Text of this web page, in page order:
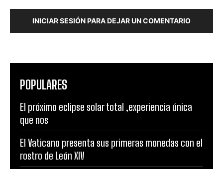
INICIAR SESIÓN PARA DEJAR UN COMENTARIO
POPULARES
El próximo eclipse solar total ,experiencia única
que nos
El Vaticano presenta sus primeras monedas con el
rostro de León XIV